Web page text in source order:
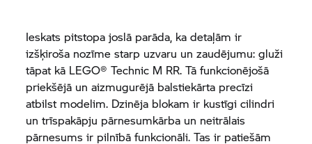
Ieskats pitstopa joslā parāda, ka detaļām ir
izšķiroša nozīme starp uzvaru un zaudējumu: gluži
tāpat kā LEGO® Technic M RR. Tā funkcionējošā
priekšējā un aizmugurējā balstiekārta precīzi
atbilst modelim. Dzinēja blokam ir kustīgi cilindri
un trīspakāpju pārnesumkārba un neitrālais
pārnesums ir pilnībā funkcionāli. Tas ir patiešām